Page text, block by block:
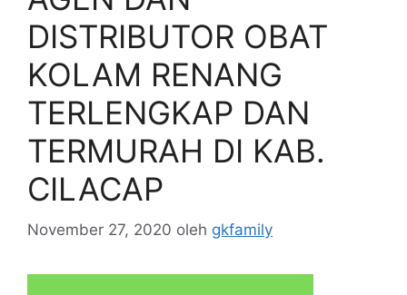
DISTRIBUTOR OBAT
KOLAM RENANG
TERLENGKAP DAN
TERMURAH DI KAB.
CILACAP
November 27, 2020 oleh gkfamily